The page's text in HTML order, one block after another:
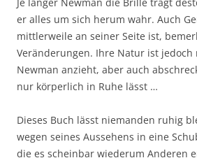
er alles um sich herum wahr. Auch
mittlerweile an seiner Seite ist,
Veränderungen. Ihre Natur ist jedoch
Newman anzieht, aber auch
nur körperlich in Ruhe lässt …
Dieses Buch lässt niemanden ruhig
wegen seines Aussehens in eine
die es scheinbar wiederum Anderen